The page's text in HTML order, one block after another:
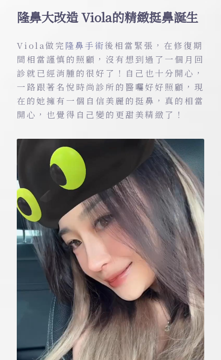
隆鼻大改造 Viola的精緻挺鼻誕生
Viola做完 隆鼻手術後相當緊張，在修復期
間相當謹慎的照顧，沒有想到過了一個月回
診就已經消腫的很好了！自己也十分開心，
一路跟著名悅時尚診所的醫囑好好照顧，現
在的她擁有一個自信美麗的挺鼻，真的相當
開心，也覺得自己變的更甜美精緻了！